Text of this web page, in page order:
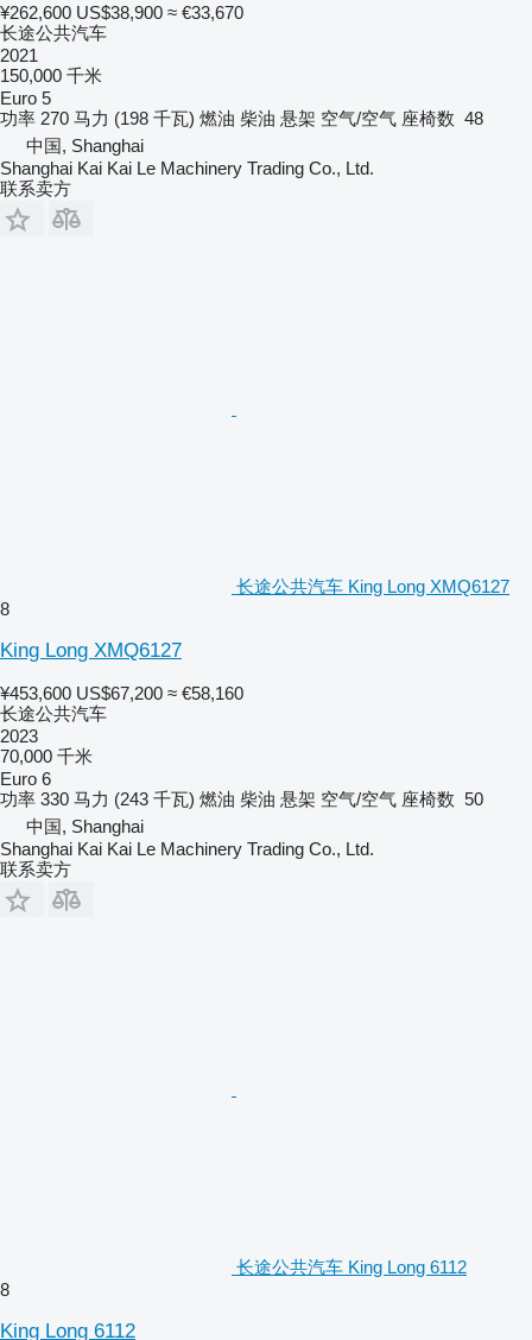
¥262,600 US$38,900 ≈ €33,670
长途公共汽车
2021
150,000 千米
Euro 5
功率 270 马力 (198 千瓦) 燃油 柴油 悬架 空气/空气 座椅数 48
中国, Shanghai
Shanghai Kai Kai Le Machinery Trading Co., Ltd.
联系卖方
长途公共汽车 King Long XMQ6127
8
King Long XMQ6127
¥453,600 US$67,200 ≈ €58,160
长途公共汽车
2023
70,000 千米
Euro 6
功率 330 马力 (243 千瓦) 燃油 柴油 悬架 空气/空气 座椅数 50
中国, Shanghai
Shanghai Kai Kai Le Machinery Trading Co., Ltd.
联系卖方
长途公共汽车 King Long 6112
8
King Long 6112